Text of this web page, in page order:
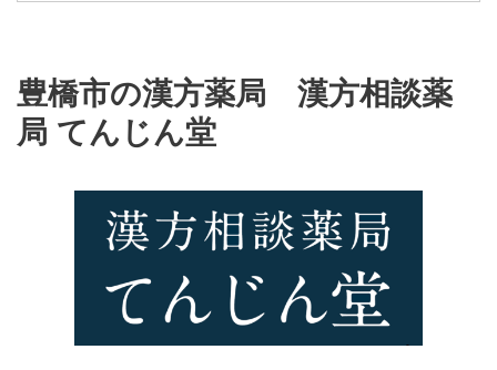
豊橋市の漢方薬局
漢方相談薬
局 てんじん堂